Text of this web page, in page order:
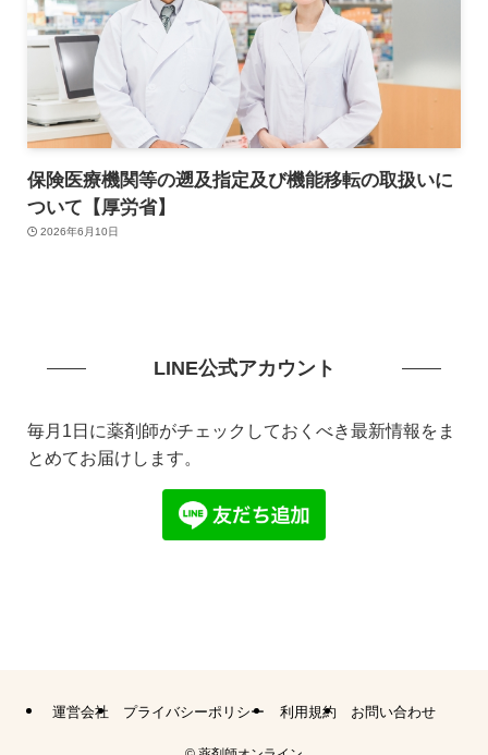
保険医療機関等の遡及指定及び機能移転の取扱いに
ついて【厚労省】
2026年6月10日
LINE公式アカウント
毎月1日に薬剤師がチェックしておくべき最新情報をま
とめてお届けします。
運営会社 プライバシーポリシー 利用規約 お問い合わせ